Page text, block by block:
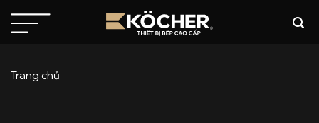
qua
Trang chủ